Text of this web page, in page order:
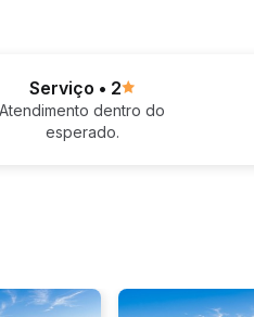
Serviço • 2
Atendimento dentro do
esperado.